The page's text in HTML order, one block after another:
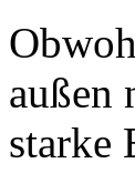
außen
starke